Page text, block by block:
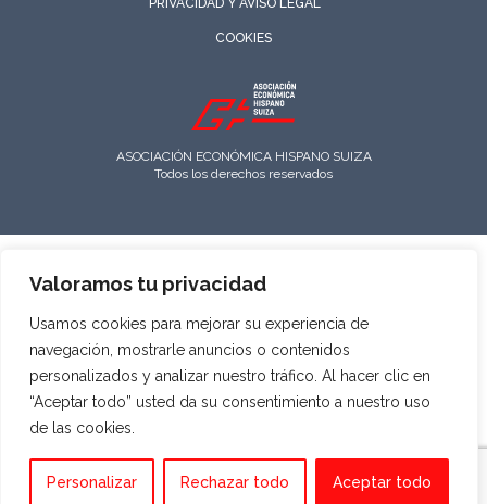
Valoramos tu privacidad
Usamos cookies para mejorar su experiencia de
navegación, mostrarle anuncios o contenidos
personalizados y analizar nuestro tráfico. Al hacer clic en
“Aceptar todo” usted da su consentimiento a nuestro uso
de las cookies.
Personalizar Rechazar todo Aceptar todo
PRIVACIDAD Y AVISO LEGAL
COOKIES
ASOCIACIÓN ECONÓMICA HISPANO SUIZA
Todos los derechos reservados